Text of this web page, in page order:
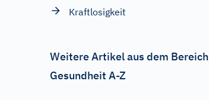
Kraftlosigkeit
Weitere Artikel aus dem Bereich
Gesundheit A-Z